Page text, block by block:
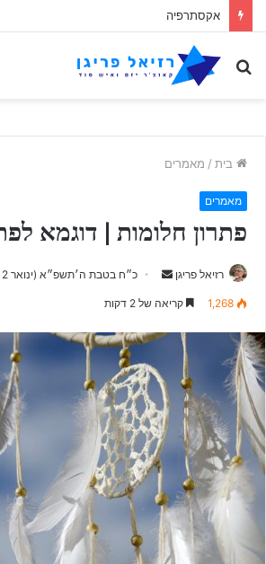
הפרדוקס האקסתרפי
לחפש
בית / מאמרים
מאמרים
פתרון חלומות | דוגמא
רזיאל פריגן
Sendכ״ח בטבת ה׳תשפ״א (ינואר 12, 2021)
1,268 קריאה של 2 דקות